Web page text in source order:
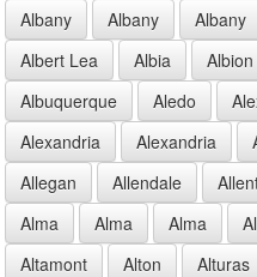
Albany
Albany Albany
Albert Lea
Albia Albion
Albuquerque
Aledo
Alexandria
Alexandria
Allegan
Allendale
Alma
Alma Alma
Altamont
Alton Alturas